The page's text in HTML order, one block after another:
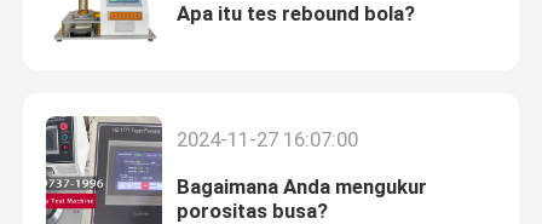
Mesin Uji Laboratorium
Mesin Uji Universal
Mesin Uji Lingkungan
Apa itu tes rebound bola?
2024-11-27 16:07:00
Bagaimana Anda mengukur
porositas busa?